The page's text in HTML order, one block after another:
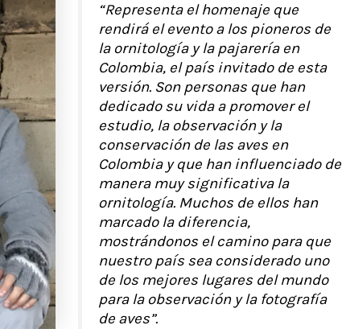
“Representa el homenaje que
rendirá el evento a los pioneros de
la ornitología y la pajarería en
Colombia, el país invitado de esta
versión. Son personas que han
dedicado su vida a promover el
estudio, la observación y la
conservación de las aves en
Colombia y que han influenciado de
manera muy significativa la
ornitología. Muchos de ellos han
marcado la diferencia,
mostrándonos el camino para que
nuestro país sea considerado uno
de los mejores lugares del mundo
para la observación y la fotografía
de aves”.